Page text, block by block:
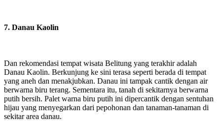
7. Danau Kaolin
Dan rekomendasi tempat wisata Belitung yang terakhir adalah
Danau Kaolin. Berkunjung ke sini terasa seperti berada di tempat
yang aneh dan menakjubkan. Danau ini tampak cantik dengan air
berwarna biru terang. Sementara itu, tanah di sekitarnya berwarna
putih bersih. Palet warna biru putih ini dipercantik dengan sentuhan
hijau yang menyegarkan dari pepohonan dan tanaman-tanaman di
sekitar area danau.